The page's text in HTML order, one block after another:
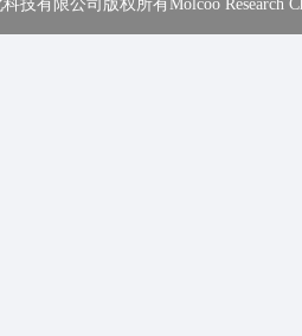
技有限公司版权所有Molcoo Research